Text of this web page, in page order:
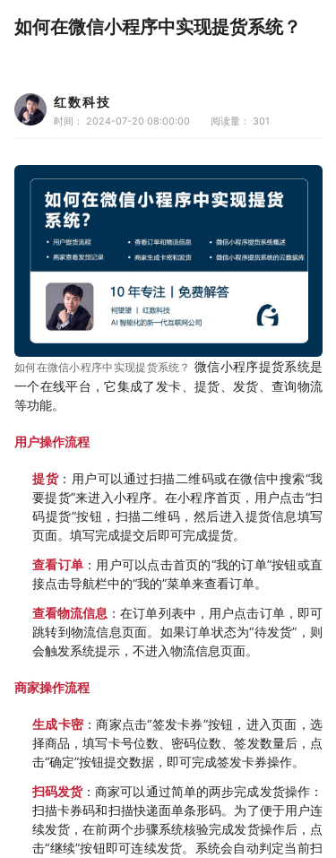
如何在微信小程序中实现提货系统？
红数科技
时间： 2024-07-20 08:00:00 阅读量： 301
如何在微信小程序中实现提货系统？ 微信小程序提货系统是
一个在线平台，它集成了发卡、提货、发货、查询物流
等功能。
用户操作流程
提货：用户可以通过扫描二维码或在微信中搜索“我
要提货”来进入小程序。在小程序首页，用户点击“扫
码提货”按钮，扫描二维码，然后进入提货信息填写
页面。填写完成提交后即可完成提货。
查看订单 ：用户可以点击首页的“我的订单”按钮或直
接点击导航栏中的“我的”菜单来查看订单。
查看物流信息 ：在订单列表中，用户点击订单，即可
跳转到物流信息页面。如果订单状态为“待发货”，则
会触发系统提示，不进入物流信息页面。
商家操作流程
生成卡密：商家点击“签发卡券”按钮，进入页面，选
择商品，填写卡号位数、密码位数、签发数量后，点
击“确定”按钮提交数据，即可完成签发卡券操作。
扫码发货：商家可以通过简单的两步完成发货操作：
扫描卡券码和扫描快递面单条形码。为了便于用户连
续发货，在前两个步骤系统核验完成发货操作后，点
击“继续”按钮即可连续发货。系统会自动判定当前扫